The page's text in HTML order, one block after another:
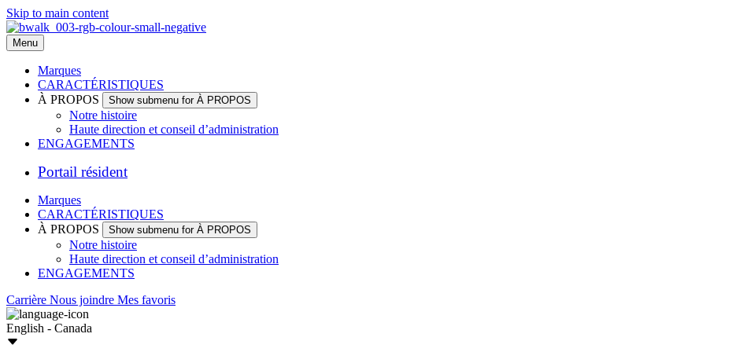
Skip to main content
Menu
Marques
CARACTÉRISTIQUES
À PROPOS
Show submenu for À PROPOS
Notre histoire
Haute direction et conseil d’administration
ENGAGEMENTS
Portail résident
Marques
CARACTÉRISTIQUES
À PROPOS
Show submenu for À PROPOS
Notre histoire
Haute direction et conseil d’administration
ENGAGEMENTS
Carrière Nous joindre Mes favoris
English - Canada